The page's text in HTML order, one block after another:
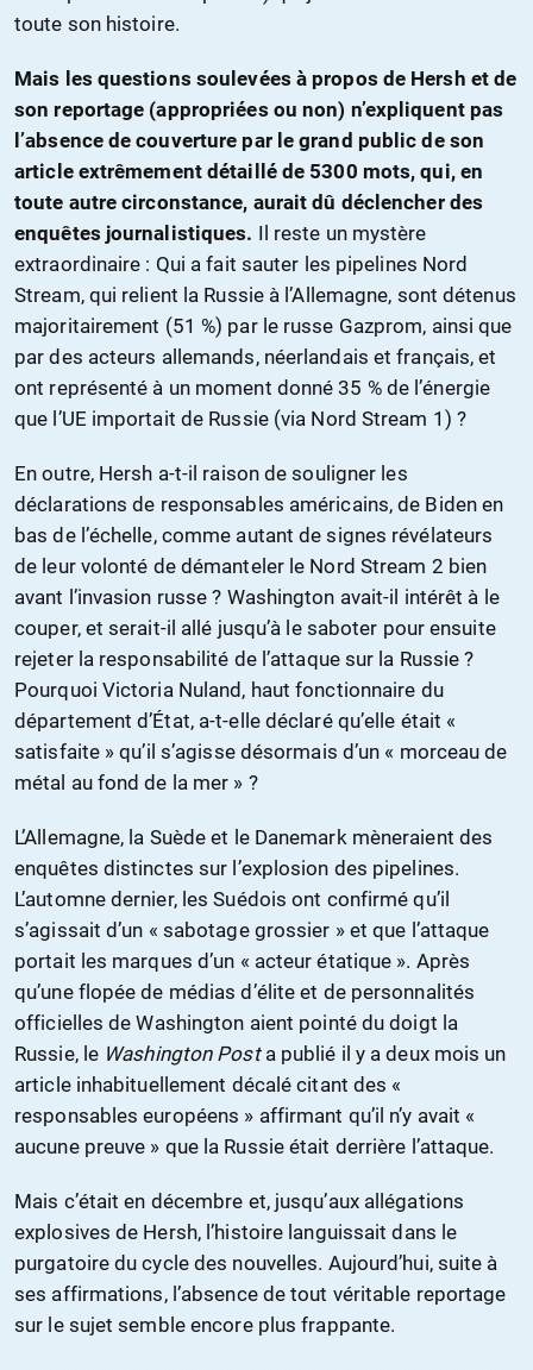
toute son histoire.
Mais les questions soulevées à propos de Hersh et de
son reportage (appropriées ou non) n’expliquent pas
l’absence de couverture par le grand public de son
article extrêmement détaillé de 5300 mots, qui, en
toute autre circonstance, aurait dû déclencher des
enquêtes journalistiques. Il reste un mystère
extraordinaire : Qui a fait sauter les pipelines Nord
Stream, qui relient la Russie à l’Allemagne, sont détenus
majoritairement (51 %) par le russe Gazprom, ainsi que
par des acteurs allemands, néerlandais et français, et
ont représenté à un moment donné 35 % de l’énergie
que l’UE importait de Russie (via Nord Stream 1) ?
En outre, Hersh a-t-il raison de souligner les
déclarations de responsables américains, de Biden en
bas de l’échelle, comme autant de signes révélateurs
de leur volonté de démanteler le Nord Stream 2 bien
avant l’invasion russe ? Washington avait-il intérêt à le
couper, et serait-il allé jusqu’à le saboter pour ensuite
rejeter la responsabilité de l’attaque sur la Russie ?
Pourquoi Victoria Nuland, haut fonctionnaire du
département d’État, a-t-elle déclaré qu’elle était «
satisfaite » qu’il s’agisse désormais d’un « morceau de
métal au fond de la mer » ?
L’Allemagne, la Suède et le Danemark mèneraient des
enquêtes distinctes sur l’explosion des pipelines.
L’automne dernier, les Suédois ont confirmé qu’il
s’agissait d’un « sabotage grossier » et que l’attaque
portait les marques d’un « acteur étatique ». Après
qu’une flopée de médias d’élite et de personnalités
officielles de Washington aient pointé du doigt la
Russie, le Washington Posta publié il y a deux mois un
article inhabituellement décalé citant des «
responsables européens » affirmant qu’il n’y avait «
aucune preuve » que la Russie était derrière l’attaque.
Mais c’était en décembre et, jusqu’aux allégations
explosives de Hersh, l’histoire languissait dans le
purgatoire du cycle des nouvelles. Aujourd’hui, suite à
ses affirmations, l’absence de tout véritable reportage
sur le sujet semble encore plus frappante.